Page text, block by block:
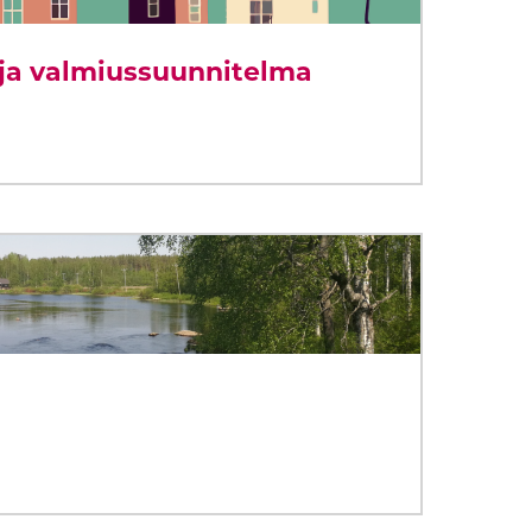
valmiussuunnitelma